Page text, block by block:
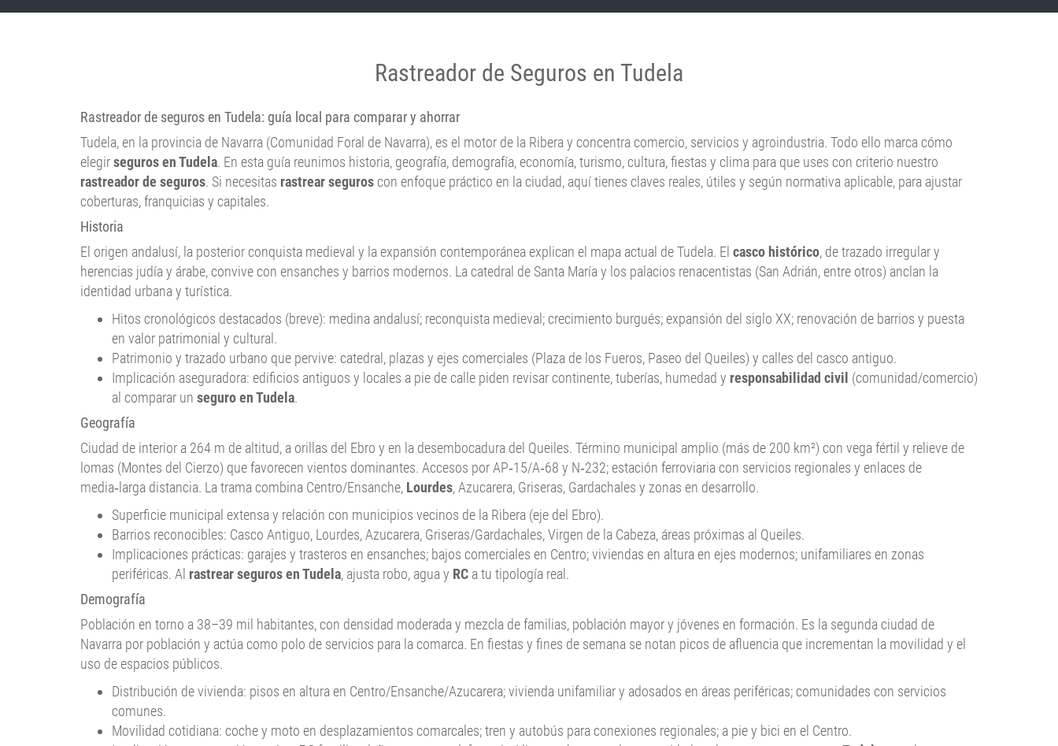
Rastreador de Seguros en Tudela
Rastreador de seguros en Tudela: guía local para comparar y ahorrar
Tudela, en la provincia de Navarra (Comunidad Foral de Navarra), es el motor de la Ribera y concentra comercio, servicios y agroindustria. Todo ello marca cómo
elegirseguros en Tudela. En esta guía reunimos historia, geografía, demografía, economía, turismo, cultura, fiestas y clima para que uses con criterio nuestro
rastreador de seguros. Si necesitas rastrear seguros con enfoque práctico en la ciudad, aquí tienes claves reales, útiles y según normativa aplicable, para ajustar
coberturas, franquicias y capitales.
Historia
El origen andalusí, la posterior conquista medieval y la expansión contemporánea explican el mapa actual de Tudela. El casco histórico, de trazado irregular y
herencias judía y árabe, convive con ensanches y barrios modernos. La catedral de Santa María y los palacios renacentistas (San Adrián, entre otros) anclan la
identidad urbana y turística.
Hitos cronológicos destacados (breve): medina andalusí; reconquista medieval; crecimiento burgués; expansión del siglo XX; renovación de barrios y puesta
en valor patrimonial y cultural.
Patrimonio y trazado urbano que pervive: catedral, plazas y ejes comerciales (Plaza de los Fueros, Paseo del Queiles) y calles del casco antiguo.
Implicación aseguradora: edificios antiguos y locales a pie de calle piden revisar continente, tuberías, humedad y responsabilidad civil (comunidad/comercio)
al comparar un seguro en Tudela.
Geografía
Ciudad de interior a 264 m de altitud, a orillas del Ebro y en la desembocadura del Queiles. Término municipal amplio (más de 200 km²) con vega fértil y relieve de
lomas (Montes del Cierzo) que favorecen vientos dominantes. Accesos por AP‑15/A‑68 y N‑232; estación ferroviaria con servicios regionales y enlaces de
media‑larga distancia. La trama combina Centro/Ensanche, Lourdes, Azucarera, Griseras, Gardachales y zonas en desarrollo.
Superficie municipal extensa y relación con municipios vecinos de la Ribera (eje del Ebro).
Barrios reconocibles: Casco Antiguo, Lourdes, Azucarera, Griseras/Gardachales, Virgen de la Cabeza, áreas próximas al Queiles.
Implicaciones prácticas: garajes y trasteros en ensanches; bajos comerciales en Centro; viviendas en altura en ejes modernos; unifamiliares en zonas
periféricas. Al rastrear seguros en Tudela, ajusta robo, agua y RC a tu tipología real.
Demografía
Población en torno a 38–39 mil habitantes, con densidad moderada y mezcla de familias, población mayor y jóvenes en formación. Es la segunda ciudad de
Navarra por población y actúa como polo de servicios para la comarca. En fiestas y fines de semana se notan picos de afluencia que incrementan la movilidad y el
uso de espacios públicos.
Distribución de vivienda: pisos en altura en Centro/Ensanche/Azucarera; vivienda unifamiliar y adosados en áreas periféricas; comunidades con servicios
comunes.
Movilidad cotidiana: coche y moto en desplazamientos comarcales; tren y autobús para conexiones regionales; a pie y bici en el Centro.